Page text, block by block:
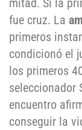
fue cruz. La
primeros
condicionó el
los primeros
seleccionador
encuentro
conseguir la